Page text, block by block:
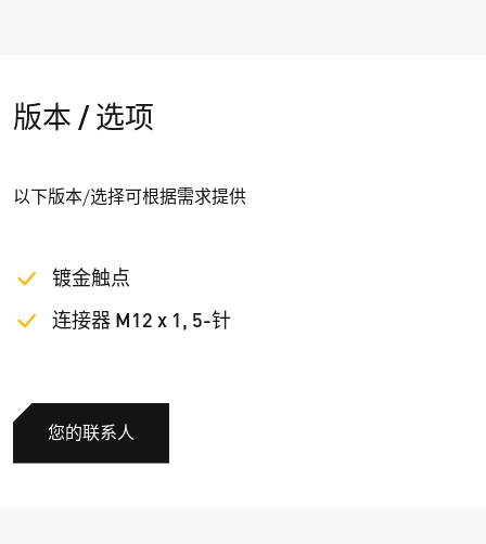
版本 / 选项
以下版本/选择可根据需求提供
镀金触点
连接器 M12 x 1, 5-针
您的联系人